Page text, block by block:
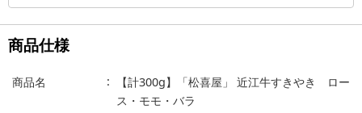
商品仕様
商品名
【計300g】「松喜屋」 近江牛すきやき ロー
ス・モモ・バラ